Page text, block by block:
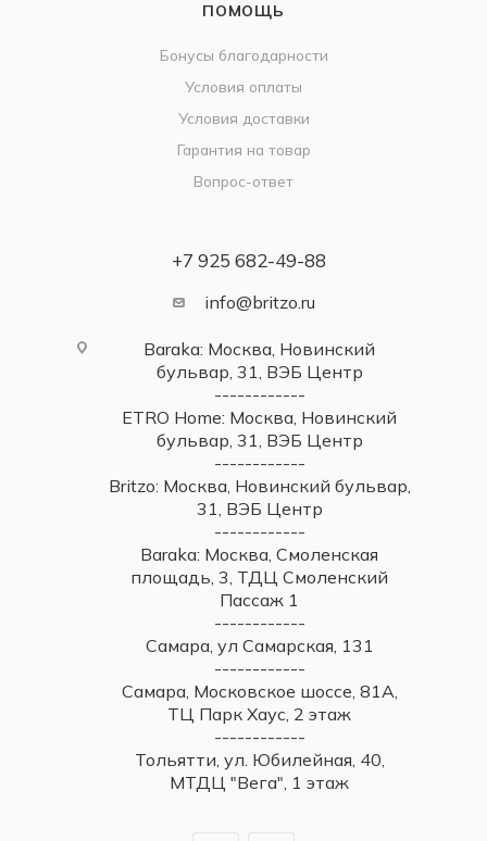
ПОМОЩЬ
Бонусы благодарности
Условия оплаты
Условия доставки
Гарантия на товар
Вопрос-ответ
+7 925 682-49-88
info@britzo.ru
Baraka: Москва, Новинский
бульвар, 31, ВЭБ Центр
------------
ETRO Home: Москва, Новинский
бульвар, 31, ВЭБ Центр
------------
Britzo: Москва, Новинский бульвар,
31, ВЭБ Центр
------------
Baraka: Москва, Смоленская
площадь, 3, ТДЦ Смоленский
Пассаж 1
------------
Самара, ул Самарская, 131
------------
Самара, Московское шоссе, 81А,
ТЦ Парк Хаус, 2 этаж
------------
Тольятти, ул. Юбилейная, 40,
МТДЦ "Вега", 1 этаж